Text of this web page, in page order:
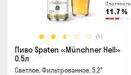
Плотность
11.7 %
(1)
Пиво Spaten «Münchner Hell»
0.5л
Светлое, Фильтрованное, 5.2°